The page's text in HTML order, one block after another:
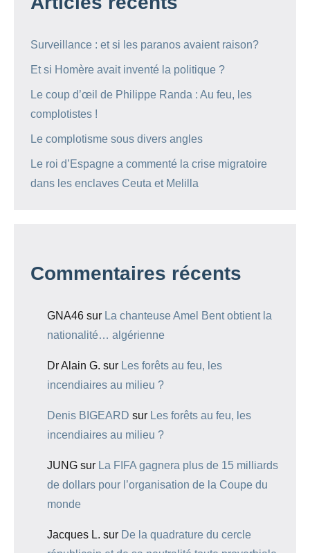
Surveillance : et si les paranos avaient raison?
Et si Homère avait inventé la politique ?
Le coup d’œil de Philippe Randa : Au feu, les
complotistes !
Le complotisme sous divers angles
Le roi d’Espagne a commenté la crise migratoire
dans les enclaves Ceuta et Melilla
Commentaires récents
GNA46 sur La chanteuse Amel Bent obtient la
nationalité… algérienne
Dr Alain G. sur Les forêts au feu, les
incendiaires au milieu ?
Denis BIGEARD sur Les forêts au feu, les
incendiaires au milieu ?
JUNG sur La FIFA gagnera plus de 15 milliards
de dollars pour l’organisation de la Coupe du
monde
Jacques L. sur De la quadrature du cercle